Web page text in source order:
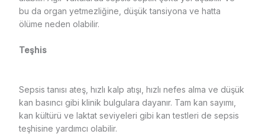
bu da organ yetmezliğine, düşük tansiyona ve hatta
ölüme neden olabilir.
Teşhis
Sepsis tanısı ateş, hızlı kalp atışı, hızlı nefes alma ve düşük
kan basıncı gibi klinik bulgulara dayanır. Tam kan sayımı,
kan kültürü ve laktat seviyeleri gibi kan testleri de sepsis
teşhisine yardımcı olabilir.